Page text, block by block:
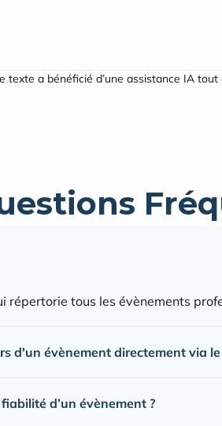
texte a bénéficié d’une assistance IA
répertorie tous les évènements
d'un évènement directement via le
d’un évènement ?